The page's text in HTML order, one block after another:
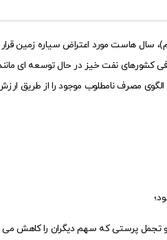
سال هاست مورد اعتراض سیاره زمین
کشورهای نفت خیز در حال توسعه ای
مصرف نامطلوب موجود را از طریق